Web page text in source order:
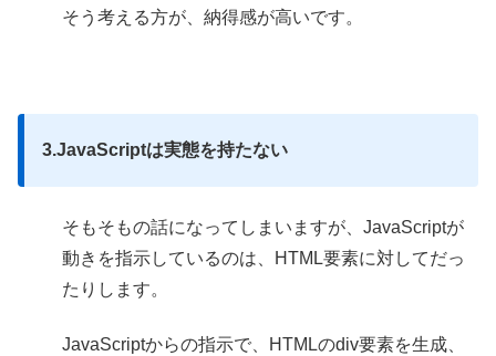
そう考える方が、納得感が高いです。
3.JavaScriptは実態を持たない
そもそもの話になってしまいますが、JavaScriptが
動きを指示しているのは、HTML要素に対してだっ
たりします。
JavaScriptからの指示で、HTMLのdiv要素を生成、